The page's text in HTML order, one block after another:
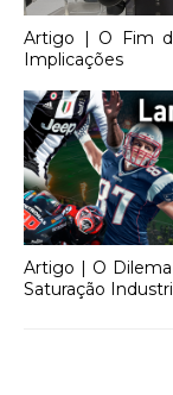
Artigo | O Fim
Implicações
Artigo | O
Saturação